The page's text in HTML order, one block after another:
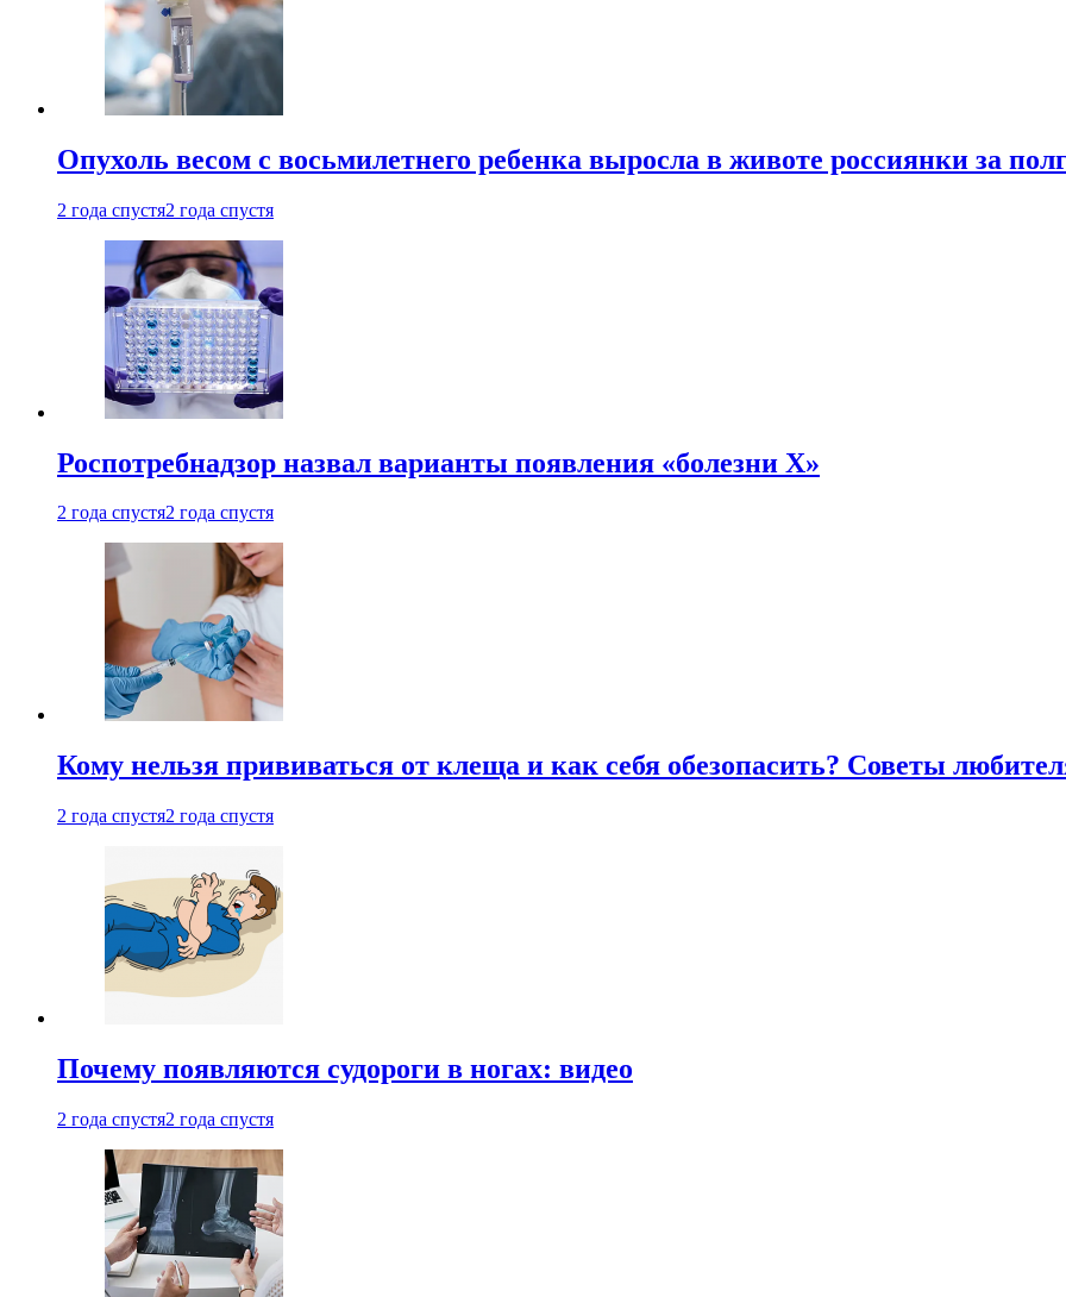
Опухоль весом с восьмилетнего ребенка выросла в животе россиянки за
2 года спустя2 года спустя
Роспотребнадзор назвал варианты появления «болезни Х»
2 года спустя2 года спустя
Кому нельзя прививаться от клеща и как себя обезопасить? Советы
2 года спустя2 года спустя
Почему появляются судороги в ногах: видео
2 года спустя2 года спустя